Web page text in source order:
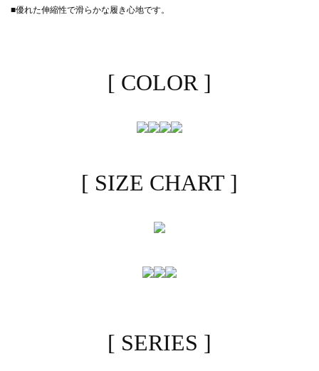
■優れた伸縮性で滑らかな履き心地です。
[ COLOR ]
[ SIZE CHART ]
[ SERIES ]